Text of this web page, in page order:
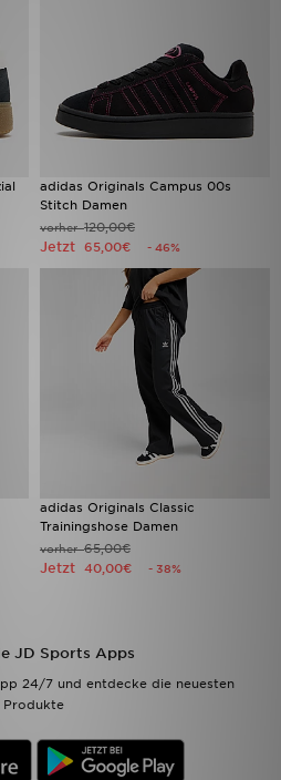
adidas Originals Campus 00s
Stitch Damen
vorher120,00€
Jetzt 65,00€ - 46%
adidas Originals Classic
Trainingshose Damen
vorher65,00€
Jetzt 40,00€ - 38%
JD Sports Apps
24/7 und entdecke die neuesten
Produkte